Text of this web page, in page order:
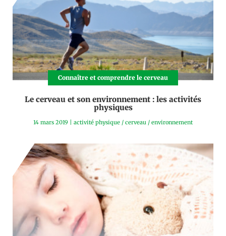
Connaître et comprendre le cerveau
Le cerveau et son environnement : les activités
physiques
14 mars 2019 | activité physique / cerveau / environnement